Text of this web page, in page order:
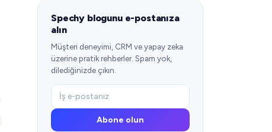
Spechy blogunu e-postanıza
alın
Müşteri deneyimi, CRM ve yapay zeka
üzerine pratik rehberler. Spam yok,
dilediğinizde çıkın.
Abone olun